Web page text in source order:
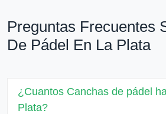
Preguntas Frecuentes
De Pádel En La Plata
¿Cuantos Canchas de pádel
Plata?